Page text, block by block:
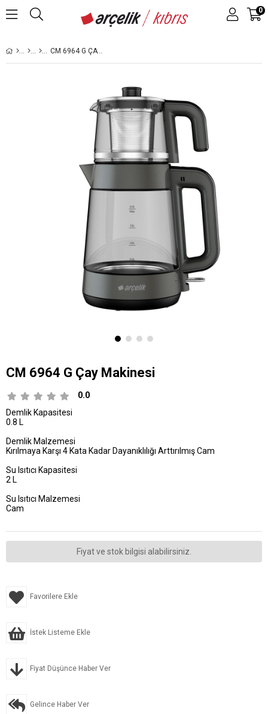
0
CM 6964 G ÇAY MAKINESI
CM 6964 G Çay Makinesi
0.0
Demlik Kapasitesi
0.8 L
Demlik Malzemesi
Kırılmaya Karşı 4 Kata Kadar Dayanıklılığı Arttırılmış Cam
Su Isıtıcı Kapasitesi
2 L
Su Isıtıcı Malzemesi
Cam
Fiyat ve stok bilgisi alabilirsiniz.
Favorilere Ekle
İstek Listeme Ekle
Fiyat Düşünce Haber Ver
Gelince Haber Ver